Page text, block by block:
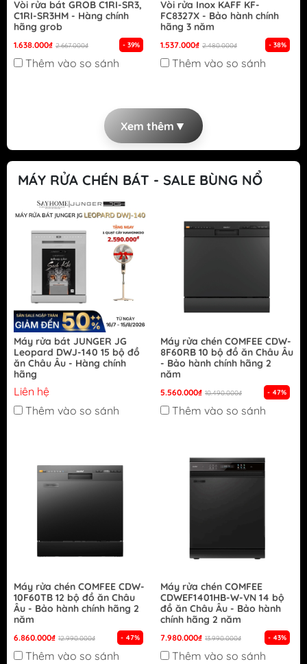
Vòi rửa bát GROB C1RI-SR3,
C1RI-SR3HM - Hàng chính
hãng grob
1.638.000₫ 2.667.000₫ - 39%
Thêm vào so sánh
Vòi rửa Inox KAFF KF-
FC8327X - Bảo hành chính
hãng 3 năm
1.537.000₫ 2.480.000₫ - 38%
Thêm vào so sánh
Xem thêm ▼
MÁY RỬA CHÉN BÁT - SALE BÙNG NỔ
Máy rửa bát JUNGER JG
Leopard DWJ-140 15 bộ đồ
ăn Châu Âu - Hàng chính
hãng
Liên hệ
Thêm vào so sánh
Máy rửa chén COMFEE CDW-
8F60RB 10 bộ đồ ăn Châu Âu
- Bảo hành chính hãng 2
năm
5.560.000₫ 10.490.000₫ - 47%
Thêm vào so sánh
Máy rửa chén COMFEE CDW-
10F60TB 12 bộ đồ ăn Châu
Âu - Bảo hành chính hãng 2
năm
6.860.000₫ 12.990.000₫ - 47%
Thêm vào so sánh
Máy rửa chén COMFEE
CDWEF1401HB-W-VN 14 bộ
đồ ăn Châu Âu - Bảo hành
chính hãng 2 năm
7.980.000₫ 13.990.000₫ - 43%
Thêm vào so sánh